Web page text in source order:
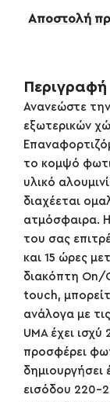
Αποστολή
Περιγραφή
Ανανεώστε
εξωτερικών
το κομψό
υλικό
διαχέεται
ατμόσφαιρα.
του σας
και 15 ώρες
διακόπτη On/
touch,
ανάλογα με
UMA έχει
προσφέρει
εισόδου 220-